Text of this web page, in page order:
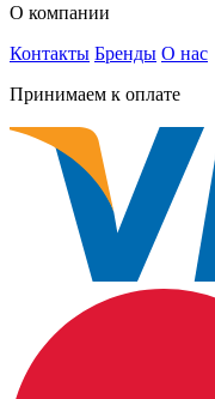
О компании
Контакты Бренды О нас
Принимаем к оплате